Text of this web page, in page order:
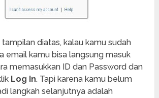
diatas, kalau kamu sudah
email kamu bisa langsung masuk
memasukkan ID dan Password dan
Log In. Tapi karena kamu belum
langkah selanjutnya adalah